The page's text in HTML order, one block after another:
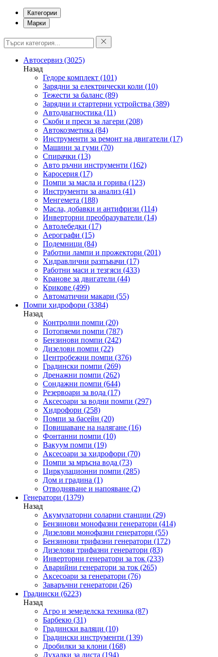
Категории
Марки
Автосервиз (3025)
Назад
Гедоре комплект (101)
Зарядни за електрически коли (10)
Тежести за баланс (89)
Зарядни и стартерни устройства (389)
Автодиагностика (11)
Скоби и преси за лагери (208)
Автокозметика (84)
Инструменти за ремонт на двигатели (17)
Машини за гуми (70)
Спирачки (13)
Авто ръчни инструменти (162)
Каросерия (17)
Помпи за масла и горива (123)
Инструменти за анализ (41)
Менгемета (188)
Масла, добавки и антифризи (114)
Инверторни преобразуватели (14)
Автолебедки (17)
Аерографи (15)
Подемници (84)
Работни лампи и прожектори (201)
Хидравлични разпъвачи (17)
Работни маси и тезгяси (433)
Кранове за двигатели (44)
Крикове (499)
Автоматични макари (55)
Помпи хидрофори (3384)
Назад
Контролни помпи (20)
Потопяеми помпи (787)
Бензинови помпи (242)
Дизелови помпи (22)
Центробежни помпи (376)
Градински помпи (269)
Дренажни помпи (262)
Сондажни помпи (644)
Резервоари за вода (17)
Аксесоари за водни помпи (297)
Хидрофори (258)
Помпи за басейн (20)
Повишаване на налягане (16)
Фонтанни помпи (10)
Вакуум помпи (19)
Аксесоари за хидрофори (70)
Помпи за мръсна вода (73)
Циркулационни помпи (285)
Дом и градина (1)
Отводняване и напояване (2)
Генератори (1379)
Назад
Акумулаторни соларни станции (29)
Бензинови монофазни генератори (414)
Дизелови монофазни генератори (55)
Бензинови трифазни генератори (172)
Дизелови трифазни генератори (83)
Инверторни генератори за ток (233)
Аварийни генератори за ток (265)
Аксесоари за генератори (76)
Заваръчни генератори (26)
Градински (6223)
Назад
Агро и земеделска техника (87)
Барбекю (31)
Градински валяци (10)
Градински инструменти (139)
Дробилки за клони (168)
Духалки за листа (194)